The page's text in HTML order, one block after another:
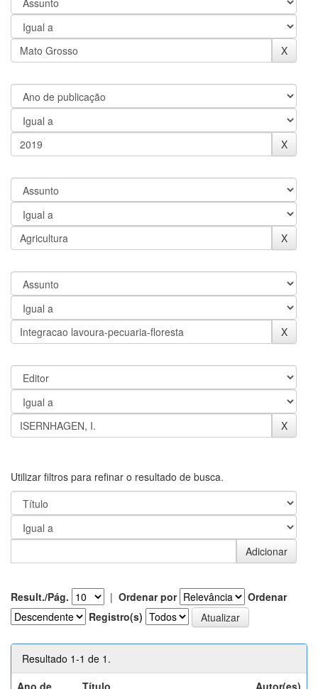
Utilizar filtros para refinar o resultado de busca.
Result./Pág. | Ordenar por
Ordenar
Registro(s)
Resultado 1-1 de 1.
Ano de
Título Autor(es)